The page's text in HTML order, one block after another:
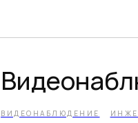
ВИДЕОНАБЛЮДЕНИЕ